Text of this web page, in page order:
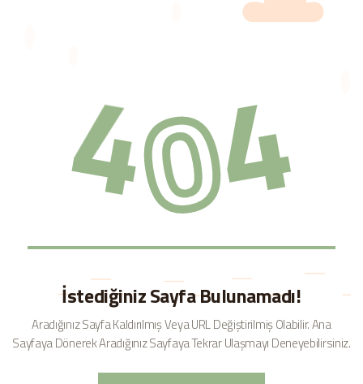
404
İstediğiniz Sayfa Bulunamadı!
Aradığınız Sayfa Kaldırılmış Veya URL Değiştirilmiş Olabilir.Ana
Sayfaya Dönerek Aradığınız Sayfaya Tekrar Ulaşmayı Deneyebilirsiniz.